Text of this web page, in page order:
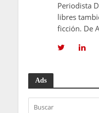
Periodista
libres
ficción. De
Ads